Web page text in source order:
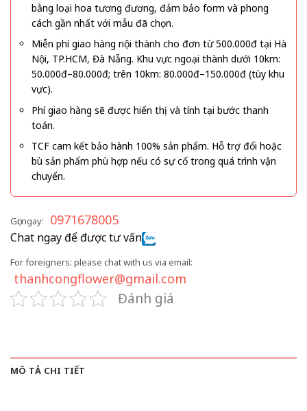
bằng loại hoa tương đương, đảm bảo form và phong
cách gần nhất với mẫu đã chọn.
Miễn phí giao hàng nội thành cho đơn từ 500.000đ tại Hà
Nội, TP.HCM, Đà Nẵng. Khu vực ngoại thành dưới 10km:
50.000đ–80.000đ; trên 10km: 80.000đ–150.000đ (tùy khu
vực).
Phí giao hàng sẽ được hiển thị và tính tại bước thanh
toán.
TCF cam kết bảo hành 100% sản phẩm. Hỗ trợ đổi hoặc
bù sản phẩm phù hợp nếu có sự cố trong quá trình vận
chuyển.
Gọi ngay: 0971678005
Chat ngay để được tư vấn
For foreigners: please chat with us via email:
thanhcongflower@gmail.com
Đánh giá
MÔ TẢ CHI TIẾT